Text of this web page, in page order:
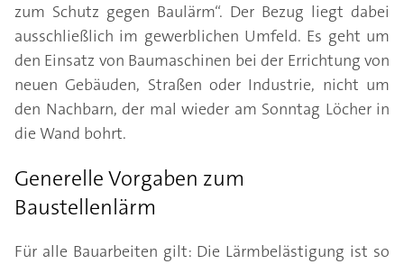
zum Schutz gegen Baulärm“. Der Bezug liegt dabei
ausschließlich im gewerblichen Umfeld. Es geht um
den Einsatz von Baumaschinen bei der Errichtung von
neuen Gebäuden, Straßen oder Industrie, nicht um
den Nachbarn, der mal wieder am Sonntag Löcher in
die Wand bohrt.
Generelle Vorgaben zum
Baustellenlärm
Für alle Bauarbeiten gilt: Die Lärmbelästigung ist so